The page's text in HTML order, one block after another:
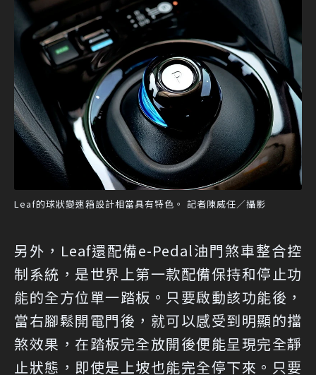
Leaf的球狀變速箱設計相當具有特色。 記者陳威任／攝影
另外，Leaf還配備e-Pedal油門煞車整合控
制系統，是世界上第一款配備保持和停止功
能的全方位單一踏板。只要啟動該功能後，
當右腳鬆開電門後，就可以感受到明顯的擋
煞效果，在踏板完全放開後便能呈現完全靜
止狀態，即使是上坡也能完全停下來。只要